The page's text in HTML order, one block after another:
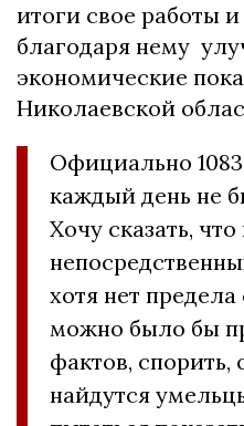
итоги свое работы и
благодаря нему
экономические
Николаевской
Официально
каждый день не
Хочу сказать,
хотя нет
можно было бы
фактов, спорить,
найдутся